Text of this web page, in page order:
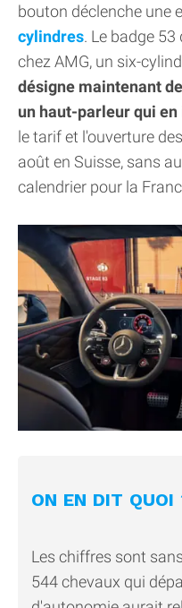
bouton déclenche une
cylindres. Le badge
chez AMG, un six-
désigne maintenant
un haut-parleur qui
le tarif et l'ouverture
août en Suisse, sans
calendrier pour la
ON EN DIT QUOI
Les chiffres sont
544 chevaux qui